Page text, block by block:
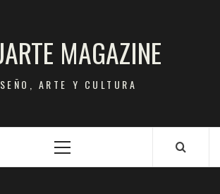
MAGAZINE
ARTE Y CULTURA
Menú